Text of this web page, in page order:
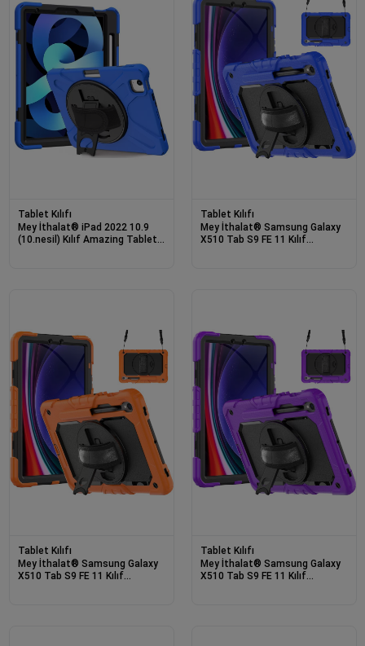
Tablet Kılıfı
Mey İthalat® iPad 2022 10.9
(10.nesil) Kılıf Amazing Tablet
Tablet Kılıfı
Mey İthalat® Samsung Galaxy
X510 Tab S9 FE 11 Kılıf
Tablet Kılıfı
Mey İthalat® Samsung Galaxy
X510 Tab S9 FE 11 Kılıf
Tablet Kılıfı
Mey İthalat® Samsung Galaxy
X510 Tab S9 FE 11 Kılıf